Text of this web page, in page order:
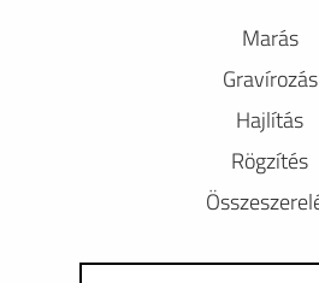
Marás
Gravírozás
Hajlítás
Rögzítés